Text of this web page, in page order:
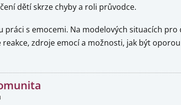
dětí skrze chyby a roli průvodce.
s emocemi. Na modelových situacích pro
reakce, zdroje emocí a možnosti, jak být